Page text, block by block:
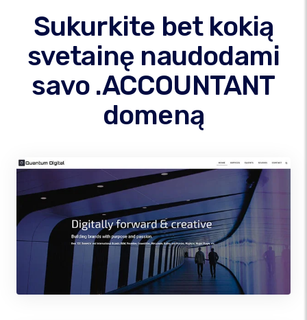
Sukurkite bet kokią
svetainę naudodami
savo .ACCOUNTANT
domeną